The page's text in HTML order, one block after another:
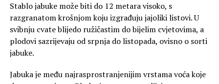
Stablo jabuke može biti do 12 metara visoko, s
razgranatom krošnjom koju izgrađuju jajoliki listovi. U
svibnju cvate blijedo ružičastim do bijelim cvjetovima, a
plodovi sazrijevaju od srpnja do listopada, ovisno o sorti
jabuke.
Jabuka je među najrasprostranjenijim vrstama voća koje